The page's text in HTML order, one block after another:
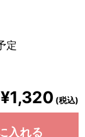
定
¥1,320 (税込)
入れる